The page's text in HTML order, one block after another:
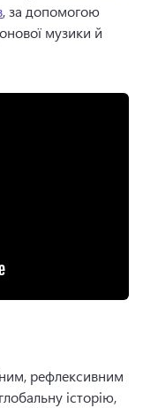
, за допомогою
музики й
рефлексивним
історію,